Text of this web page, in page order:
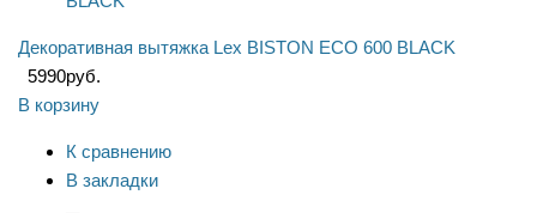
Декоративная вытяжка Lex BISTON ECO 600 BLACK
5990руб.
В корзину
К сравнению
В закладки